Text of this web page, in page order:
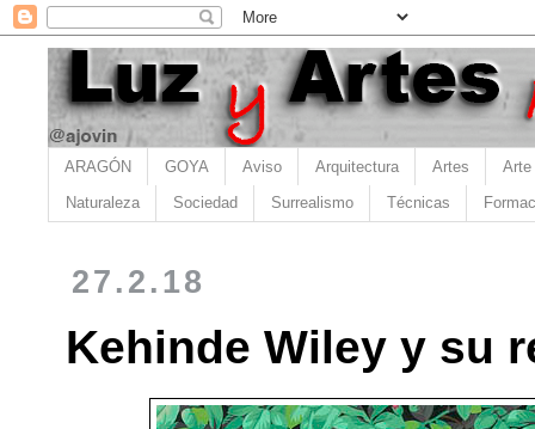
ARAGÓN GOYA Aviso Arquitectura Artes Arte
Naturaleza Sociedad Surrealismo Técnicas
27.2.18
Kehinde Wiley y su